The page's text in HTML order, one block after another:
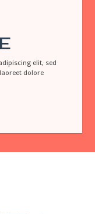
elit, sed
dolore